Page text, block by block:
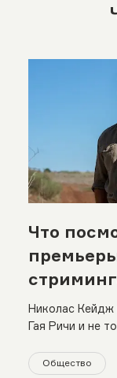
Что
Николас Кейдж
Гая Ричи и не
Общество